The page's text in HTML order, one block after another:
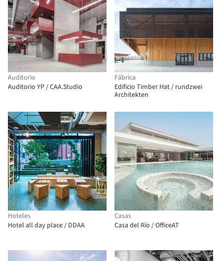
Auditorio
Auditorio YP / CAA.Studio
Fábrica
Edificio Timber Hat / rundzwei
Architekten
Hoteles
Hotel all day place / DDAA
Casas
Casa del Río / OfficeAT